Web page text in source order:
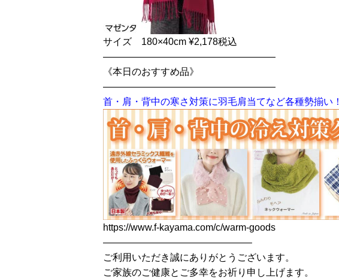
サイズ 180×40cm ¥2,178税込
——————————————————
《本日のおすすめ品》
——————————————————
首・肩・背中の寒さ対策に羽毛肩当てなど各種勢揃い！
https://www.f-kayama.com/c/warm-goods
———————————————–
ご利用いただき誠にありがとうございます。
ご家族のご健康とご多幸をお祈り申し上げます。